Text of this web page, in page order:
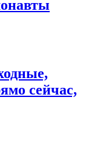
сейчас,